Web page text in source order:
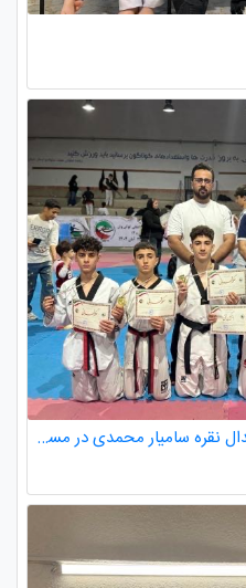
مدال طلای صدرا سلطانخواه و مدال نقره سامیار محمدی در مسابقات قهرمانی نونهالان استان گیلان